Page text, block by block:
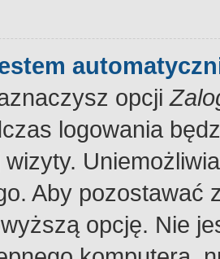
opcji
logowania
Aby pozostawać
opcję. Nie